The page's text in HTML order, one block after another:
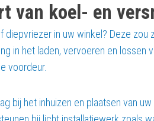
van koel- en
diepvriezer in uw winkel? Deze
in het laden, vervoeren en
voordeur.
bij het inhuizen en plaatsen van